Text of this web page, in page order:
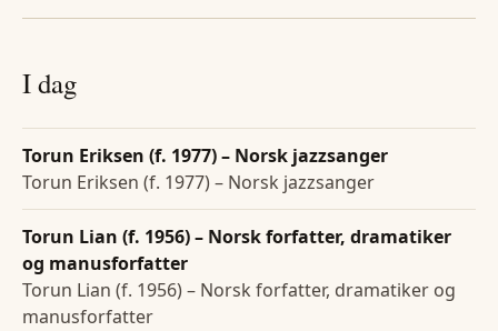
I dag
Torun Eriksen (f. 1977) – Norsk jazzsanger
Torun Eriksen (f. 1977) – Norsk jazzsanger
Torun Lian (f. 1956) – Norsk forfatter, dramatiker
og manusforfatter
Torun Lian (f. 1956) – Norsk forfatter, dramatiker og
manusforfatter